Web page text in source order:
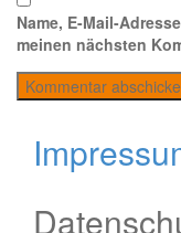
Name, E-Mail-
meinen nächsten